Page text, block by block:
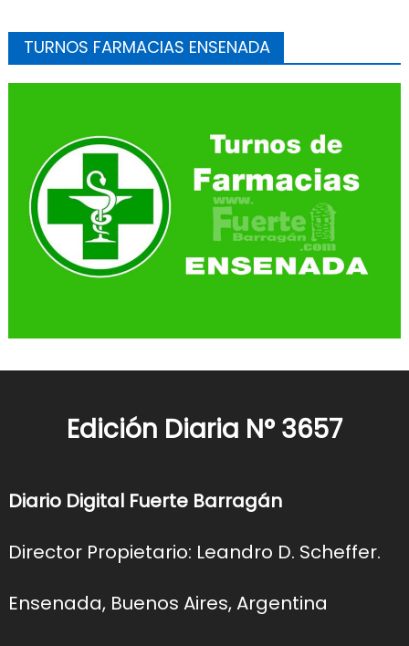
TURNOS FARMACIAS ENSENADA
Edición Diaria N° 3657
Diario Digital Fuerte Barragán
Director Propietario: Leandro D. Scheffer.
Ensenada, Buenos Aires, Argentina